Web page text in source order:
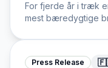
For fjerde år i træk
mest bæredygtige
Press Release